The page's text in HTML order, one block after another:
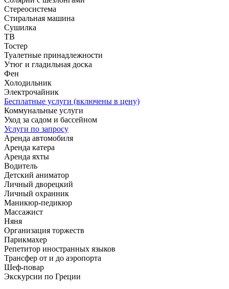
Стереосистема
Стиральная машина
Сушилка
ТВ
Тостер
Туалетные принадлежности
Утюг и гладильная доска
Фен
Холодильник
Электрочайник
Бесплатные услуги (включены в цену)
Коммунальные услуги
Уход за садом и бассейном
Услуги по запросу
Аренда автомобиля
Аренда катера
Аренда яхты
Водитель
Детский аниматор
Личный дворецкий
Личный охранник
Маникюр-педикюр
Массажист
Няня
Организация торжеств
Парикмахер
Репетитор иностранных языков
Трансфер от и до аэропорта
Шеф-повар
Экскурсии по Греции